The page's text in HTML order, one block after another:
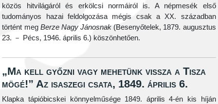
közös hitvilágáról és erkölcsi normáiról is. A népmesék első
tudományos hazai feldolgozása mégis csak a XX. században
történt meg Berze Nagy Jánosnak (Besenyőtelek, 1879. augusztus
23. － Pécs, 1946. április 6.) köszönhetően.
„Ma kell győzni vagy mehetünk vissza a Tisza
mögé!” Az isaszegi csata, 1849. április 6.
Klapka tápióbicskei könnyelműsége 1849. április 4-én kis híján